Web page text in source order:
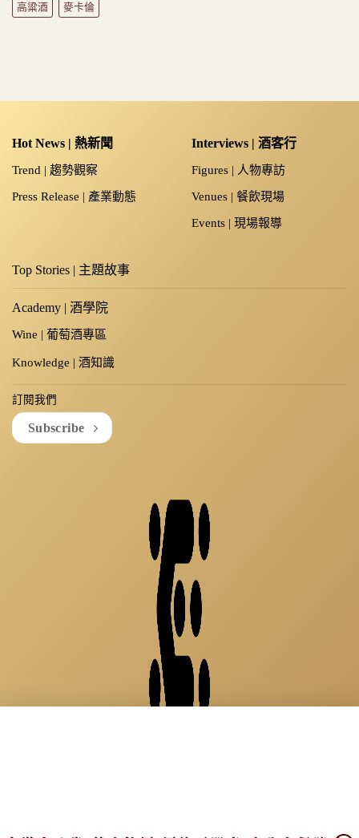
高粱酒 麥卡倫
Hot News | 熱新聞
Trend | 趨勢觀察
Press Release | 產業動態
Interviews | 酒客行
Figures | 人物專訪
Venues | 餐飲現場
Events | 現場報導
Top Stories | 主題故事
Academy | 酒學院
Wine | 葡萄酒專區
Knowledge | 酒知識
訂閱我們
Subscribe